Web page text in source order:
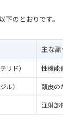
下のとおりです。
主な
リド）
性機能
ル）
頭皮の
注射部